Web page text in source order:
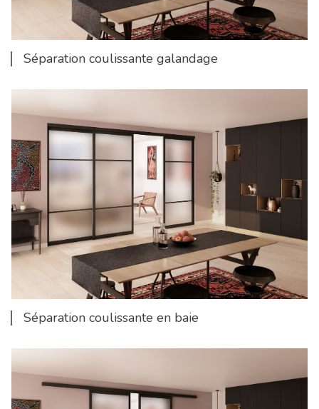
Séparation coulissante galandage
Séparation coulissante en baie